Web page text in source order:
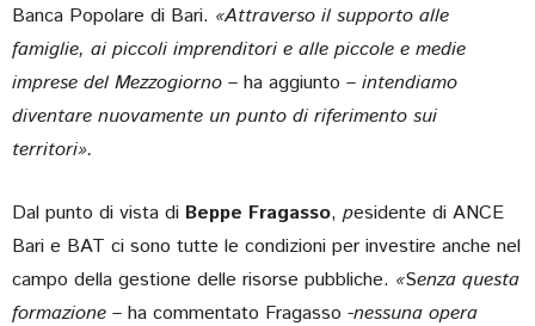
Banca Popolare di Bari. «Attraverso il supporto alle
famiglie, ai piccoli imprenditori e alle piccole e medie
imprese del Mezzogiorno – ha aggiunto – intendiamo
diventare nuovamente un punto di riferimento sui
territori».
Dal punto di vista di Beppe Fragasso,pesidente di ANCE
Bari e BAT ci sono tutte le condizioni per investire anche nel
campo della gestione delle risorse pubbliche. «Senza questa
formazione – ha commentato Fragasso -nessuna opera